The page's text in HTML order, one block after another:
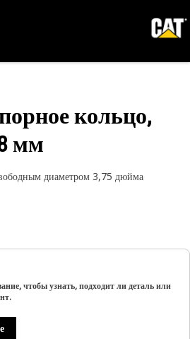
кольцо,
мм
диаметром 3,75 дюйма
чтобы узнать, подходит ли деталь или